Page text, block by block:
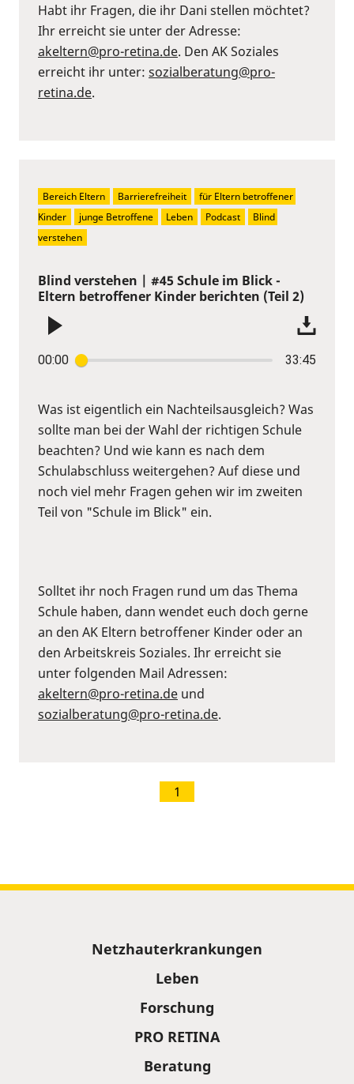
Habt ihr Fragen, die ihr Dani stellen möchtet?
Ihr erreicht sie unter der Adresse:
akeltern@pro-retina.de. Den AK Soziales
erreicht ihr unter: sozialberatung@pro-
retina.de.
Blind verstehen | #45 Schule im Blick -
Eltern betroffener Kinder berichten (Teil 2)
00:00 33:45
Was ist eigentlich ein Nachteilsausgleich? Was
sollte man bei der Wahl der richtigen Schule
beachten? Und wie kann es nach dem
Schulabschluss weitergehen? Auf diese und
noch viel mehr Fragen gehen wir im zweiten
Teil von "Schule im Blick" ein.
Solltet ihr noch Fragen rund um das Thema
Schule haben, dann wendet euch doch gerne
an den AK Eltern betroffener Kinder oder an
den Arbeitskreis Soziales. Ihr erreicht sie
unter folgenden Mail Adressen:
akeltern@pro-retina.de und
sozialberatung@pro-retina.de.
Bereich Eltern Barrierefreiheit
für Eltern betroffener
Kinder
junge Betroffene Leben Podcast
Blind
verstehen
1
Netzhauterkrankungen
Leben
Forschung
PRO RETINA
Beratung